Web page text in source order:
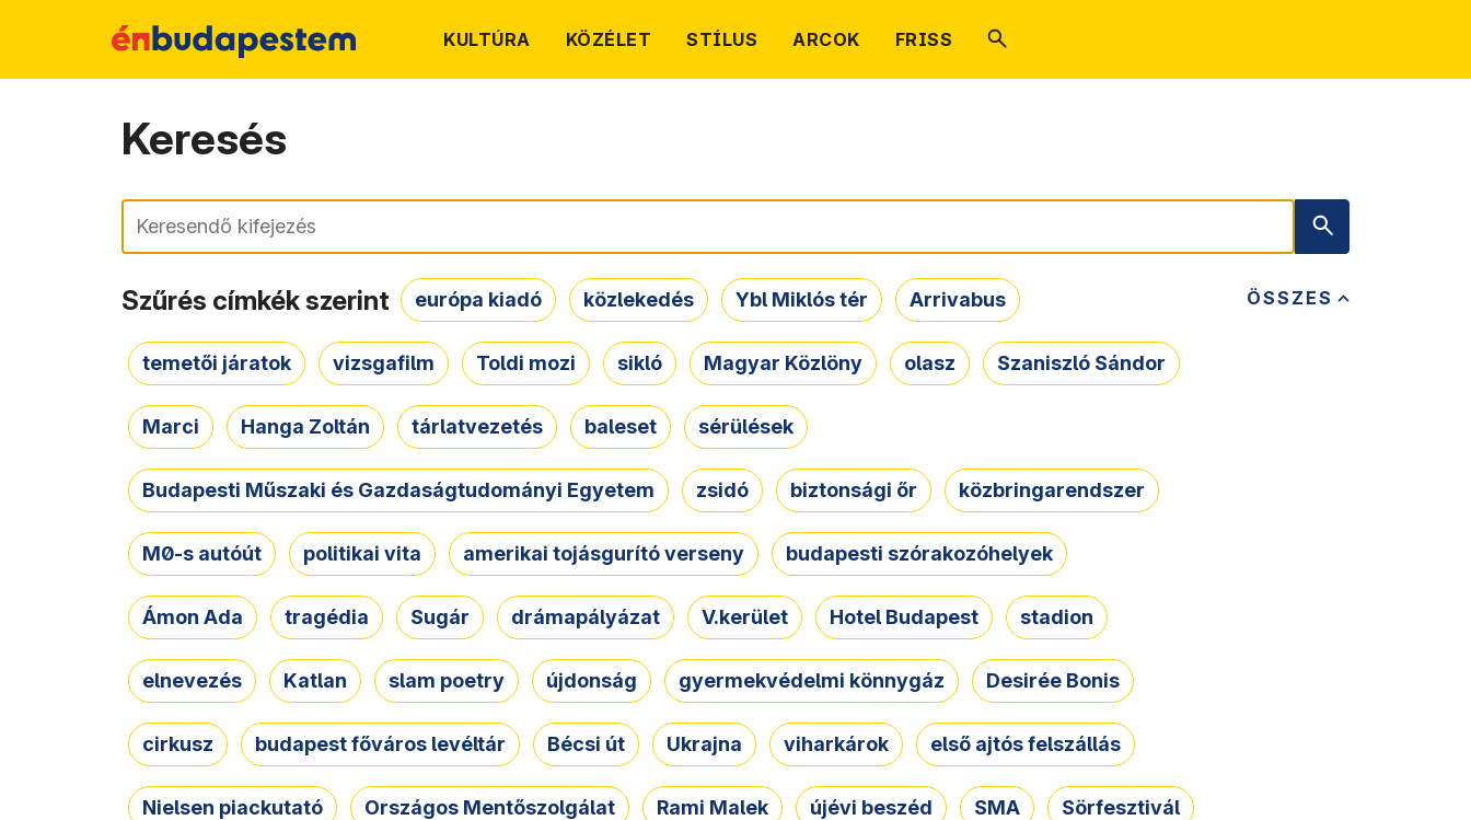
KULTÚRA KÖZÉLET STÍLUS ARCOK FRISS
Keresés
Keresés
ÖSSZES
Szűrés címkék szerint európa kiadó közlekedés Ybl Miklós tér Arrivabus
temetői járatok vizsgafilm Toldi mozi sikló Magyar Közlöny olasz Szaniszló Sándor
Marci Hanga Zoltán tárlatvezetés baleset sérülések
Budapesti Műszaki és Gazdaságtudományi Egyetem zsidó biztonsági őr közbringarendszer
M0-s autóút politikai vita amerikai tojásgurító verseny budapesti szórakozóhelyek
Ámon Ada tragédia Sugár drámapályázat V.kerület Hotel Budapest stadion
elnevezés Katlan slam poetry újdonság gyermekvédelmi könnygáz Desirée Bonis
cirkusz budapest főváros levéltár Bécsi út Ukrajna viharkárok első ajtós felszállás
Nielsen piackutató Országos Mentőszolgálat Rami Malek újévi beszéd SMA Sörfesztivál